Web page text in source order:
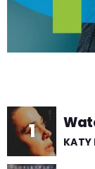
RADIO
1 KATY